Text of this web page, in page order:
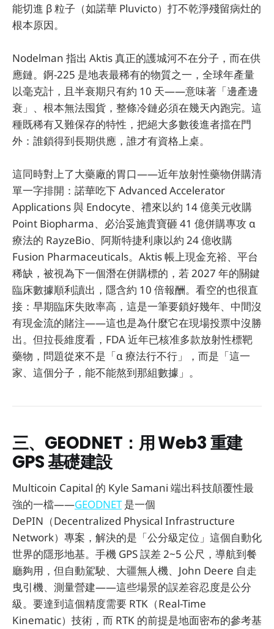
能切進 β 粒子（如諾華 Pluvicto）打不乾淨殘留病灶的
根本原因。
Nodelman 指出 Aktis 真正的護城河不在分子，而在供
應鏈。錒-225 是地表最稀有的物質之一，全球年產量
以毫克計，且半衰期只有約 10 天——意味著「邊產邊
衰」、根本無法囤貨，整條冷鏈必須在幾天內跑完。這
種既稀有又難保存的特性，把絕大多數後進者擋在門
外：誰鎖得到長期供應，誰才有資格上桌。
這同時對上了大藥廠的胃口——近年放射性藥物併購清
單一字排開：諾華吃下 Advanced Accelerator
Applications 與 Endocyte、禮來以約 14 億美元收購
Point Biopharma、必治妥施貴寶砸 41 億併購專攻 α
療法的 RayzeBio、阿斯特捷利康以約 24 億收購
Fusion Pharmaceuticals。Aktis 帳上現金充裕、平台
稀缺，被視為下一個潛在併購標的，若 2027 年的關鍵
臨床數據順利讀出，隱含約 10 倍報酬。看空的也很直
接：早期臨床失敗率高，這是一筆要鎖好幾年、中間沒
有現金流的賭注——這也是為什麼它在現場投票中沒勝
出。但拉長維度看，FDA 近年已核准多款放射性標靶
藥物，問題從來不是「α 療法行不行」，而是「這一
家、這個分子，能不能熬到那組數據」。
三、GEODNET：用 Web3 重建
GPS 基礎建設
Multicoin Capital 的 Kyle Samani 端出科技顛覆性最
強的一檔——GEODNET是一個
DePIN（Decentralized Physical Infrastructure
Network）專案，解決的是「公分級定位」這個自動化
世界的隱形地基。手機 GPS 誤差 2~5 公尺，導航到餐
廳夠用，但自動駕駛、大疆無人機、John Deere 自走
曳引機、測量營建——這些場景的誤差容忍度是公分
級。要達到這個精度需要 RTK（Real-Time
Kinematic）技術，而 RTK 的前提是地面密布的參考基